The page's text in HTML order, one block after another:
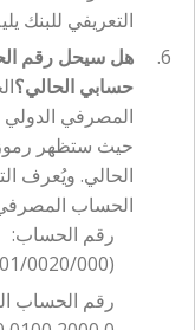
التعريفي للبنك
هل سيحل رقم
حسابي الحالي؟
المصرفي الدولي
حيث ستظهر
الحالي. ويُعرف
الحساب
رقم الحساب:
(0226/0012345/001/0020/000)